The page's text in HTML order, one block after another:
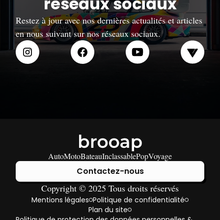
Restez à jour avec nos dernières actualités et articles
en nous suivant sur nos réseaux sociaux.
AutoMotoBateauInclassablePopVoyage
Contactez-nous
Copyright © 2025 Tous droits réservés
Mentions légales Politique de confidentialité
Plan du site